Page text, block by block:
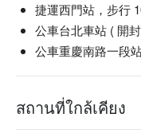
捷運西門站，步行
公車台北車站 ( 開
公車重慶南路一段
สถานที่ใกล้เคียง